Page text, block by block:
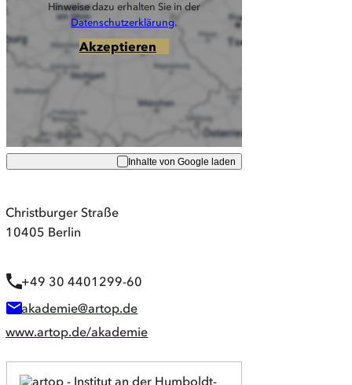
Hinweise dazu erhalten Sie in der
Datenschutzerklärung.
Akzeptieren
Inhalte von Google laden
Christburger Straße
10405 Berlin
+49 30 4401299-60
akademie@artop.de
www.artop.de/akademie